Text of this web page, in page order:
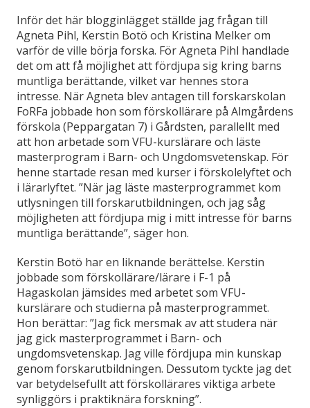
Inför det här blogginlägget ställde jag frågan till
Agneta Pihl, Kerstin Botö och Kristina Melker om
varför de ville börja forska. För Agneta Pihl handlade
det om att få möjlighet att fördjupa sig kring barns
muntliga berättande, vilket var hennes stora
intresse. När Agneta blev antagen till forskarskolan
FoRFa jobbade hon som förskollärare på Almgårdens
förskola (Peppargatan 7) i Gårdsten, parallellt med
att hon arbetade som VFU-kurslärare och läste
masterprogram i Barn- och Ungdomsvetenskap. För
henne startade resan med kurser i förskolelyftet och
i lärarlyftet. ”När jag läste masterprogrammet kom
utlysningen till forskarutbildningen, och jag såg
möjligheten att fördjupa mig i mitt intresse för barns
muntliga berättande”, säger hon.
Kerstin Botö har en liknande berättelse. Kerstin
jobbade som förskollärare/lärare i F-1 på
Hagaskolan jämsides med arbetet som VFU-
kurslärare och studierna på masterprogrammet.
Hon berättar: ”Jag fick mersmak av att studera när
jag gick masterprogrammet i Barn- och
ungdomsvetenskap. Jag ville fördjupa min kunskap
genom forskarutbildningen. Dessutom tyckte jag det
var betydelsefullt att förskollärares viktiga arbete
synliggörs i praktiknära forskning”.